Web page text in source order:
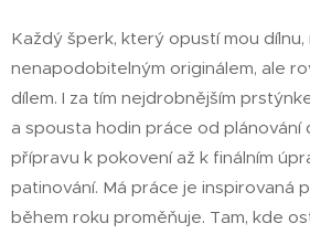
Každý šperk, který opustí mou dílnu,
nenapodobitelným originálem, ale
dílem. I za tím nejdrobnějším
a spousta hodin práce od plánování
přípravu k pokovení až k finálním
patinování. Má práce je inspirovaná
během roku proměňuje. Tam, kde